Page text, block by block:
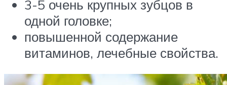
3-5 очень крупных зубцов в
одной головке;
повышенной содержание
витаминов, лечебные свойства.